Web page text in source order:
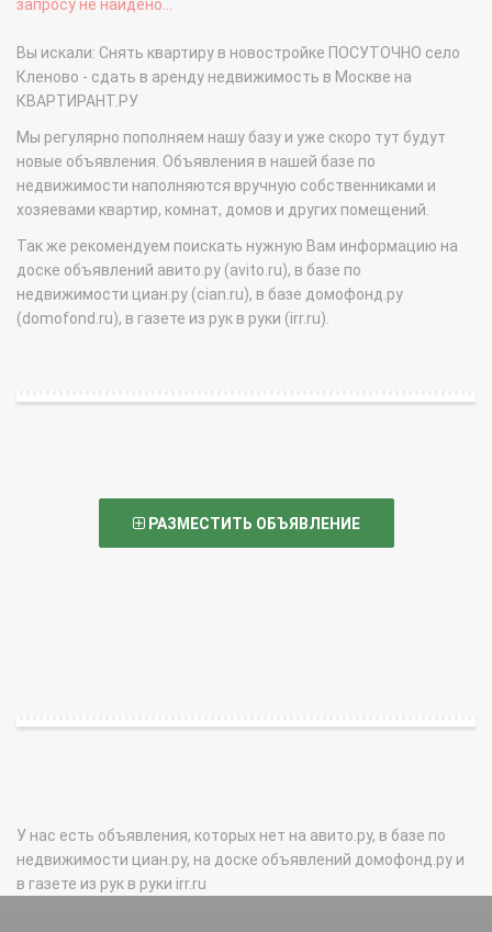
запросу не найдено...
Вы искали: Снять квартиру в новостройке ПОСУТОЧНО село
Кленово - сдать в аренду недвижимость в Москве на
КВАРТИРАНТ.РУ
Мы регулярно пополняем нашу базу и уже скоро тут будут
новые объявления. Объявления в нашей базе по
недвижимости наполняются вручную собственниками и
хозяевами квартир, комнат, домов и других помещений.
Так же рекомендуем поискать нужную Вам информацию на
доске объявлений авито.ру (avito.ru), в базе по
недвижимости циан.ру (cian.ru), в базе домофонд.ру
(domofond.ru), в газете из рук в руки (irr.ru).
РАЗМЕСТИТЬ ОБЪЯВЛЕНИЕ
У нас есть объявления, которых нет на авито.ру, в базе по
недвижимости циан.ру, на доске объявлений домофонд.ру и
в газете из рук в руки irr.ru